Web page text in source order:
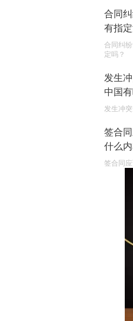
合同
有指
合同纠
定吗？
发生
中国
发生冲
签合
什么内
签合同